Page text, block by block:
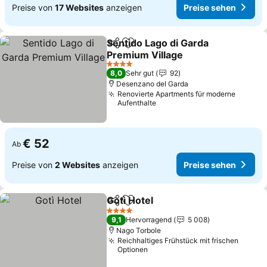
Preise von 17 Websites anzeigen Preise sehen
TeilenZu Favoriten hinzufügen
Sentido Lago di Garda
Premium Village
Preise sehen
4 Sterne
8,0 Sehr gut
92
Desenzano del Garda
Renovierte Apartments für moderne
Aufenthalte
Ab € 52
Preise von 2 Websites anzeigen Preise sehen
TeilenZu Favoriten hinzufügen
Gotì Hotel
4 Sterne
9,1 Hervorragend
5 008
Nago Torbole
Reichhaltiges Frühstück mit frischen
Optionen